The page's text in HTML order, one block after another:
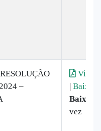
RESOLUÇÃO
–
| Baixar
vez